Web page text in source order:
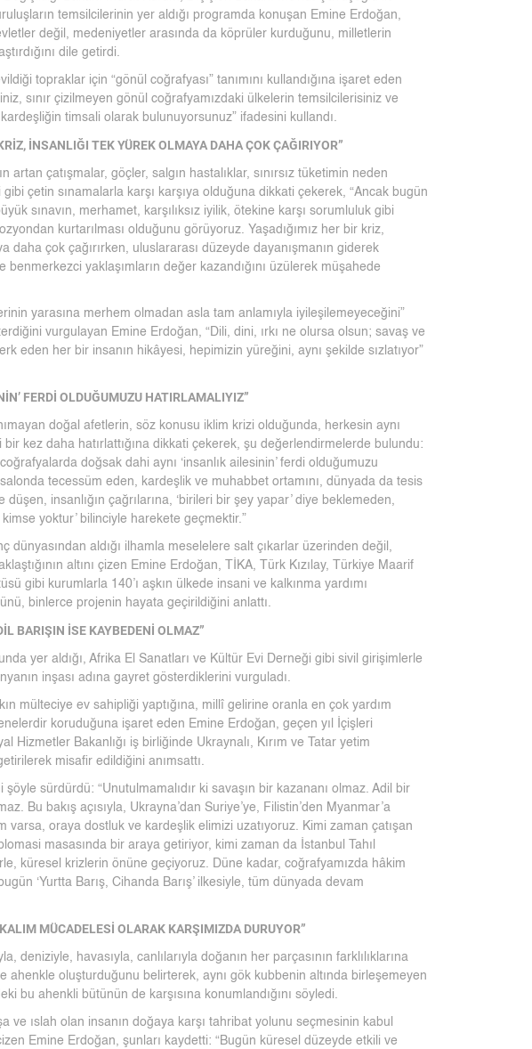
temsilcilerinin yer aldığı programda konuşan Emine Erdoğan,
değil, medeniyetler arasında da köprüler kurduğunu, milletlerin
dile getirdi.
topraklar için “gönül coğrafyası” tanımını kullandığına işaret eden
sınır çizilmeyen gönül coğrafyamızdaki ülkelerin temsilcilerisiniz ve
timsali olarak bulunuyorsunuz” ifadesini kullandı.
İNSANLIĞI TEK YÜREK OLMAYA DAHA ÇOK ÇAĞIRIYOR”
artan çatışmalar, göçler, salgın hastalıklar, sınırsız tüketimin neden
çetin sınamalarla karşı karşıya olduğuna dikkati çekerek, “Ancak bugün
sınavın, merhamet, karşılıksız iyilik, ötekine karşı sorumluluk gibi
kurtarılması olduğunu görüyoruz. Yaşadığımız her bir kriz,
daha çok çağırırken, uluslararası düzeyde dayanışmanın giderek
benmerkezci yaklaşımların değer kazandığını üzülerek müşahede
yarasına merhem olmadan asla tam anlamıyla iyileşilemeyeceğini”
vurgulayan Emine Erdoğan, “Dili, dini, ırkı ne olursa olsun; savaş ve
eden her bir insanın hikâyesi, hepimizin yüreğini, aynı şekilde sızlatıyor”
FERDİ OLDUĞUMUZU HATIRLAMALIYIZ”
doğal afetlerin, söz konusu iklim krizi olduğunda, herkesin aynı
kez daha hatırlattığına dikkati çekerek, şu değerlendirmelerde bulundu:
doğsak dahi aynı ‘insanlık ailesinin’ ferdi olduğumuzu
tecessüm eden, kardeşlik ve muhabbet ortamını, dünyada da tesis
insanlığın çağrılarına, ‘birileri bir şey yapar’ diye beklemeden,
kimse yoktur’ bilinciyle harekete geçmektir.”
dünyasından aldığı ilhamla meselelere salt çıkarlar üzerinden değil,
altını çizen Emine Erdoğan, TİKA, Türk Kızılay, Türkiye Maarif
gibi kurumlarla 140’ı aşkın ülkede insani ve kalkınma yardımı
binlerce projenin hayata geçirildiğini anlattı.
BARIŞIN İSE KAYBEDENİ OLMAZ”
yer aldığı, Afrika El Sanatları ve Kültür Evi Derneği gibi sivil girişimlerle
inşası adına gayret gösterdiklerini vurguladı.
mülteciye ev sahipliği yaptığına, millî gelirine oranla en çok yardım
koruduğuna işaret eden Emine Erdoğan, geçen yıl İçişleri
Hizmetler Bakanlığı iş birliğinde Ukraynalı, Kırım ve Tatar yetim
misafir edildiğini anımsattı.
sürdürdü: “Unutulmamalıdır ki savaşın bir kazananı olmaz. Adil bir
Bu bakış açısıyla, Ukrayna’dan Suriye’ye, Filistin’den Myanmar’a
varsa, oraya dostluk ve kardeşlik elimizi uzatıyoruz. Kimi zaman çatışan
masasında bir araya getiriyor, kimi zaman da İstanbul Tahıl
küresel krizlerin önüne geçiyoruz. Düne kadar, coğrafyamızda hâkim
bugün ‘Yurtta Barış, Cihanda Barış’ ilkesiyle, tüm dünyada devam
MÜCADELESİ OLARAK KARŞIMIZDA DURUYOR”
deniziyle, havasıyla, canlılarıyla doğanın her parçasının farklılıklarına
ahenkle oluşturduğunu belirterek, aynı gök kubbenin altında birleşemeyen
bu ahenkli bütünün de karşısına konumlandığını söyledi.
ve ıslah olan insanın doğaya karşı tahribat yolunu seçmesinin kabul
Emine Erdoğan, şunları kaydetti: “Bugün küresel düzeyde etkili ve